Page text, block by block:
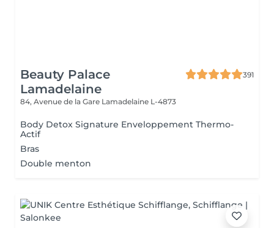
Beauty Palace
Lamadelaine
391
84, Avenue de la Gare Lamadelaine L-4873
Body Detox Signature Enveloppement Thermo-
Actif
Bras
Double menton